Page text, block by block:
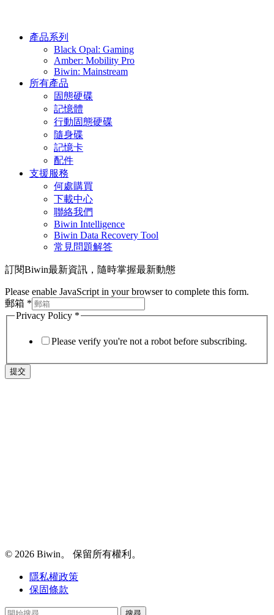
產品系列
Black Opal: Gaming
Amber: Mobility Pro
Biwin: Mainstream
所有產品
固態硬碟
記憶體
行動固態硬碟
隨身碟
記憶卡
配件
支援服務
何處購買
下載中心
聯絡我們
Biwin Intelligence
Biwin Data Recovery Tool
常見問題解答
訂閱Biwin最新資訊，隨時掌握最新動態
Please enable JavaScript in your browser to complete this form.
郵箱 *
Privacy Policy *
Please verify you're not a robot before subscribing.
提交
© 2026 Biwin。 保留所有權利。
隱私權政策
保固條款